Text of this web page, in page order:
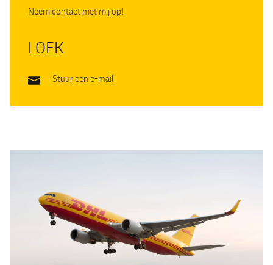
Neem contact met mij op!
LOEK
Stuur een e-mail